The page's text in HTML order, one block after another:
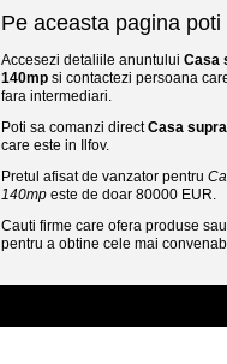
Pe aceasta pagina poti
Accesezi detaliile anuntului Casa
140mp si contactezi persoana
fara intermediari.
Poti sa comanzi directCasa
care este in Ilfov.
Pretul afisat de vanzator pentru
140mp este de doar 80000 EUR.
Cauti firme care ofera produse
pentru a obtine cele mai